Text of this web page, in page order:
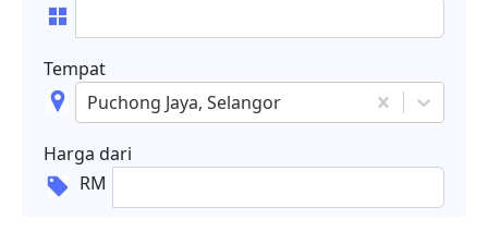
Tempat
Puchong Jaya, Selangor
Harga dari
RM